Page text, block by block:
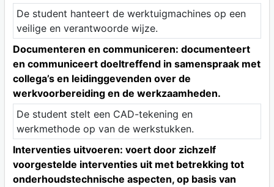
De student hanteert de werktuigmachines op een
veilige en verantwoorde wijze.
Documenteren en communiceren: documenteert
en communiceert doeltreffend in samenspraak met
collega’s en leidinggevenden over de
werkvoorbereiding en de werkzaamheden.
De student stelt een CAD-tekening en
werkmethode op van de werkstukken.
Interventies uitvoeren: voert door zichzelf
voorgestelde interventies uit met betrekking tot
onderhoudstechnische aspecten, op basis van